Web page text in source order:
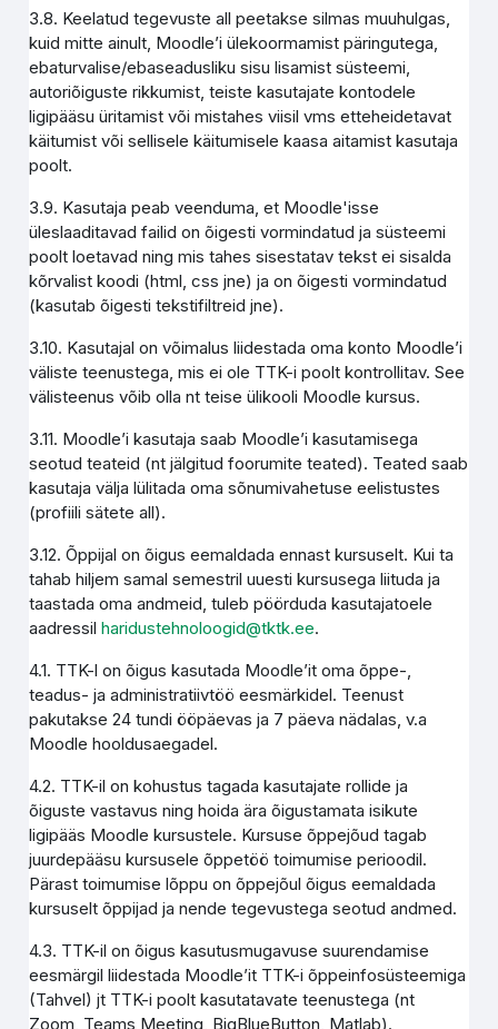
3.8. Keelatud tegevuste all peetakse silmas muuhulgas,
kuid mitte ainult, Moodle’i ülekoormamist päringutega,
ebaturvalise/ebaseadusliku sisu lisamist süsteemi,
autoriõiguste rikkumist, teiste kasutajate kontodele
ligipääsu üritamist või mistahes viisil vms etteheidetavat
käitumist või sellisele käitumisele kaasa aitamist kasutaja
poolt.
3.9. Kasutaja peab veenduma, et Moodle'isse
üleslaaditavad failid on õigesti vormindatud ja süsteemi
poolt loetavad ning mis tahes sisestatav tekst ei sisalda
kõrvalist koodi (html, css jne) ja on õigesti vormindatud
(kasutab õigesti tekstifiltreid jne).
3.10. Kasutajal on võimalus liidestada oma konto Moodle’i
väliste teenustega, mis ei ole TTK-i poolt kontrollitav. See
välisteenus võib olla nt teise ülikooli Moodle kursus.
3.11. Moodle’i kasutaja saab Moodle’i kasutamisega
seotud teateid (nt jälgitud foorumite teated). Teated saab
kasutaja välja lülitada oma sõnumivahetuse eelistustes
(profiili sätete all).
3.12. Õppijal on õigus eemaldada ennast kursuselt. Kui ta
tahab hiljem samal semestril uuesti kursusega liituda ja
taastada oma andmeid, tuleb pöörduda kasutajatoele
aadressilharidustehnoloogid@tktk.ee.
4.1. TTK-l on õigus kasutada Moodle’it oma õppe-,
teadus- ja administratiivtöö eesmärkidel. Teenust
pakutakse 24 tundi ööpäevas ja 7 päeva nädalas, v.a
Moodle hooldusaegadel.
4.2. TTK-il on kohustus tagada kasutajate rollide ja
õiguste vastavus ning hoida ära õigustamata isikute
ligipääs Moodle kursustele. Kursuse õppejõud tagab
juurdepääsu kursusele õppetöö toimumise perioodil.
Pärast toimumise lõppu on õppejõul õigus eemaldada
kursuselt õppijad ja nende tegevustega seotud andmed.
4.3. TTK-il on õigus kasutusmugavuse suurendamise
eesmärgil liidestada Moodle’it TTK-i õppeinfosüsteemiga
(Tahvel) jt TTK-i poolt kasutatavate teenustega (nt
Zoom, Teams Meeting, BigBlueButton, Matlab).